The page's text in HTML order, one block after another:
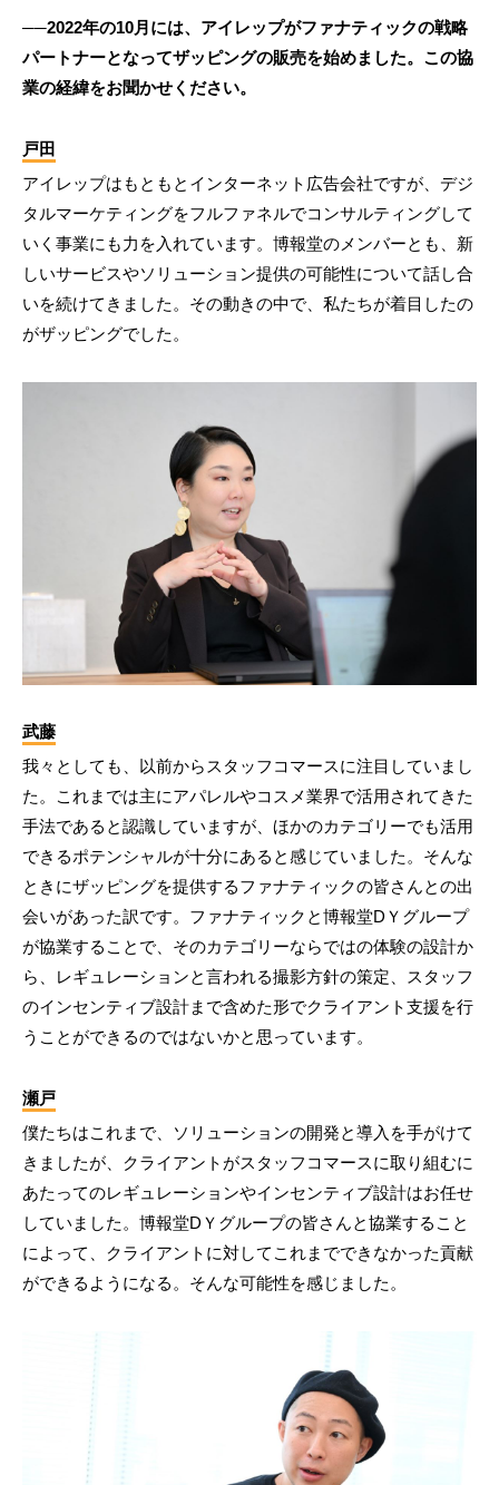
──2022年の10月には、アイレップがファナティックの戦略
パートナーとなってザッピングの販売を始めました。この協
業の経緯をお聞かせください。
戸田
アイレップはもともとインターネット広告会社ですが、デジ
タルマーケティングをフルファネルでコンサルティングして
いく事業にも力を入れています。博報堂のメンバーとも、新
しいサービスやソリューション提供の可能性について話し合
いを続けてきました。その動きの中で、私たちが着目したの
がザッピングでした。
武藤
我々としても、以前からスタッフコマースに注目していまし
た。これまでは主にアパレルやコスメ業界で活用されてきた
手法であると認識していますが、ほかのカテゴリーでも活用
できるポテンシャルが十分にあると感じていました。そんな
ときにザッピングを提供するファナティックの皆さんとの出
会いがあった訳です。ファナティックと博報堂DＹグループ
が協業することで、そのカテゴリーならではの体験の設計か
ら、レギュレーションと言われる撮影方針の策定、スタッフ
のインセンティブ設計まで含めた形でクライアント支援を行
うことができるのではないかと思っています。
瀬戸
僕たちはこれまで、ソリューションの開発と導入を手がけて
きましたが、クライアントがスタッフコマースに取り組むに
あたってのレギュレーションやインセンティブ設計はお任せ
していました。博報堂DＹグループの皆さんと協業すること
によって、クライアントに対してこれまでできなかった貢献
ができるようになる。そんな可能性を感じました。